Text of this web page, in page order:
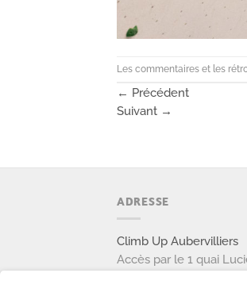
Les commentaires et les
← Précédent
Suivant →
ADRESSE
Climb Up Aubervilliers
Accès par le 1 quai